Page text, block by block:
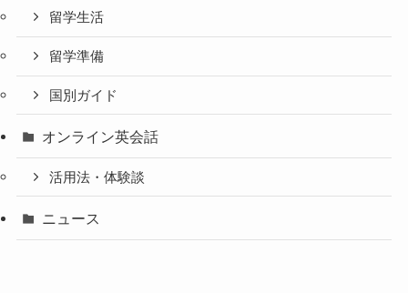
留学生活
留学準備
国別ガイド
オンライン英会話
活用法・体験談
ニュース